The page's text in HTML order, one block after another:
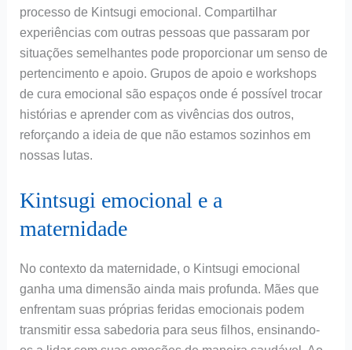
processo de Kintsugi emocional. Compartilhar
experiências com outras pessoas que passaram por
situações semelhantes pode proporcionar um senso de
pertencimento e apoio. Grupos de apoio e workshops
de cura emocional são espaços onde é possível trocar
histórias e aprender com as vivências dos outros,
reforçando a ideia de que não estamos sozinhos em
nossas lutas.
Kintsugi emocional e a
maternidade
No contexto da maternidade, o Kintsugi emocional
ganha uma dimensão ainda mais profunda. Mães que
enfrentam suas próprias feridas emocionais podem
transmitir essa sabedoria para seus filhos, ensinando-